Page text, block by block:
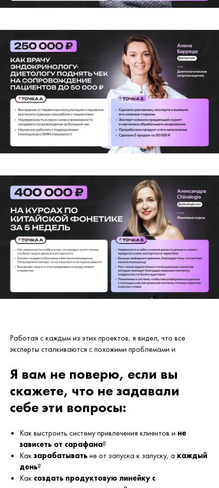
Работая с каждым из этих проектов, я видел, что все
эксперты сталкиваются с похожими проблемами и
Я вам не поверю, если вы
скажете, что не задавали
себе эти вопросы:
Как выстроить систему привлечения клиентов и не
зависеть от сарафана?
Какзарабатыватьне от запуска к запуску, а каждый
день?
Как создать продуктовую линейку с